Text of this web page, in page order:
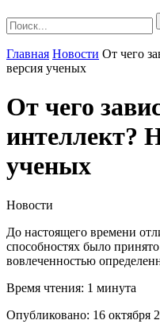
Главная Новости От чего
версия ученых
От чего
интеллект?
ученых
Новости
До настоящего времени
способностях было
вовлеченностью
Время чтения: 1 минута
Опубликовано: 16 октября